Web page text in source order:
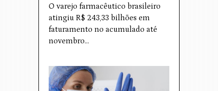
O varejo farmacêutico brasileiro
atingiu R$ 243,33 bilhões em
faturamento no acumulado até
novembro…